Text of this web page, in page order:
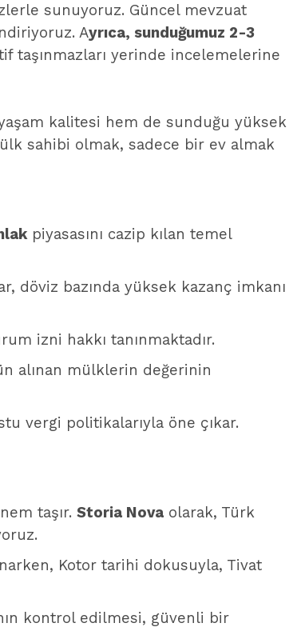
sunuyoruz. Güncel mevzuat
Ayrıca, sunduğumuz 2-3
taşınmazları yerinde incelemelerine
kalitesi hem de sunduğu yüksek
sahibi olmak, sadece bir ev almak
piyasasını cazip kılan temel
döviz bazında yüksek kazanç imkanı
izni hakkı tanınmaktadır.
alınan mülklerin değerinin
vergi politikalarıyla öne çıkar.
taşır. Storia Nova olarak, Türk
Kotor tarihi dokusuyla, Tivat
kontrol edilmesi, güvenli bir